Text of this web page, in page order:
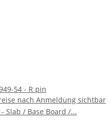
54 - R pin
nach Anmeldung sichtbar